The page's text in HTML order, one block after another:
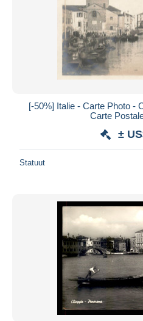
[-50%] Italie - Carte Photo -
Carte
±
Statuut